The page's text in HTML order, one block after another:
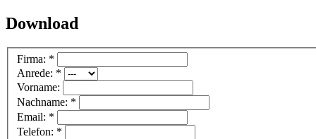
Download
Firma: *
Anrede: *
Vorname:
Nachname: *
Email: *
Telefon: *